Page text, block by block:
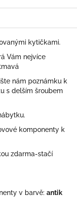
kytičkami.
Vám nejvíce
nám poznámku k
s delším šroubem
komponenty k
zdarma-stačí
v barvě: antik